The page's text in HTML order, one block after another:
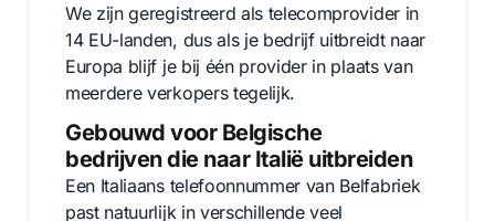
We zijn geregistreerd als telecomprovider in
14 EU-landen, dus als je bedrijf uitbreidt naar
Europa blijf je bij één provider in plaats van
meerdere verkopers tegelijk.
Gebouwd voor Belgische
bedrijven die naar Italië uitbreiden
Een Italiaans telefoonnummer van Belfabriek
past natuurlijk in verschillende veel